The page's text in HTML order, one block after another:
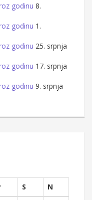
godinu 8.
godinu 1.
godinu 25. srpnja
godinu 17. srpnja
godinu 9. srpnja
S
N